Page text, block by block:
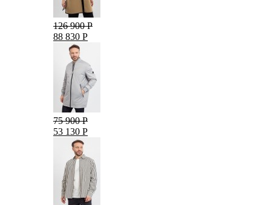
126 900 Р
88 830 Р
75 900 Р
53 130 Р